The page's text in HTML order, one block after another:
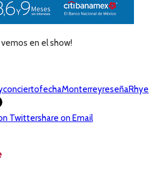
vemos en el show!
conciertofechaMonterreyreseñaRhye
Twittershare on Email